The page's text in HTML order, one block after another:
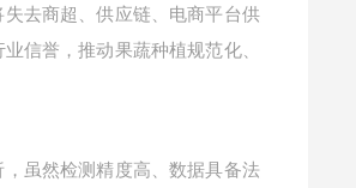
去商超、供应链、电商平台供
信誉，推动果蔬种植规范化、
虽然检测精度高、数据具备法